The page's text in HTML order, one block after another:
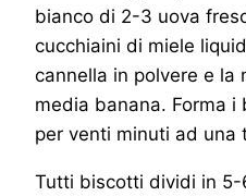
bianco di 2-3 uova
cucchiaini di miele
cannella in polvere e la
media banana. Forma
per venti minuti ad una
Tutti biscotti dividi in